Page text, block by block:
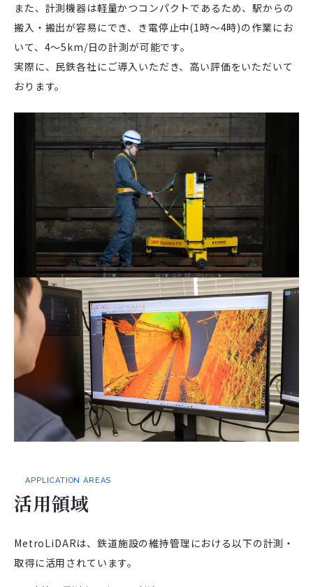
また、計測機器は軽量かつコンパクトであるため、駅からの
搬入・搬出が容易にでき、き電停止中(1時～4時)の作業にお
いて、4～5km/日の計測が可能です。
実際に、民鉄各社にご導入いただき、高い評価をいただいて
おります。
APPLICATION AREAS
活用領域
MetroLiDARは、鉄道施設の維持管理における以下の計測・
取得に活用されています。